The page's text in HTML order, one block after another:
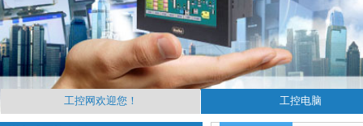
工控网欢迎您！ 工控电脑